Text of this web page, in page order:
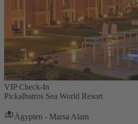
VIP Check-In
Pickalbatros Sea World Resort
Ägypten - Marsa Alam